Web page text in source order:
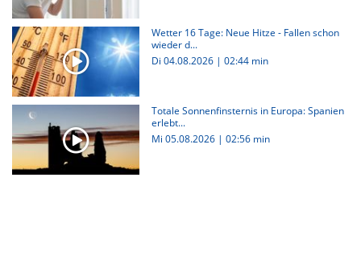
Wetter 16 Tage: Neue Hitze - Fallen schon
wieder d...
Di 04.08.2026 | 02:44 min
Totale Sonnenfinsternis in Europa: Spanien
erlebt...
Mi 05.08.2026 | 02:56 min